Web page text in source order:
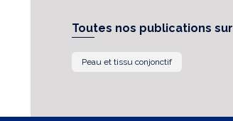
Toutes nos publications sur
Peau et tissu conjonctif